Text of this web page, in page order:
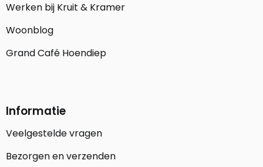
Werken bij Kruit & Kramer
Woonblog
Grand Café Hoendiep
Informatie
Veelgestelde vragen
Bezorgen en verzenden